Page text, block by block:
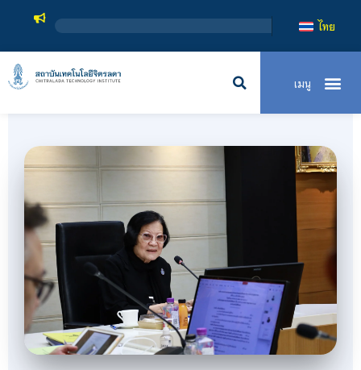
สถาบัน
ไทย